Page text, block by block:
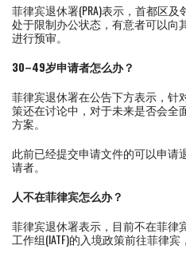
菲律宾退休署(PRA)表示，首都区
处于限制办公状态，有意者可以向
进行预审。
30–49岁申请者怎么办？
菲律宾退休署在公告下方表示，针
策还在讨论中，对于未来是否会全
方案。
此前已经提交申请文件的可以申请
请者。
人不在菲律宾怎么办？
菲律宾退休署表示，目前不在菲律
工作组(IATF)的入境政策前往菲律宾